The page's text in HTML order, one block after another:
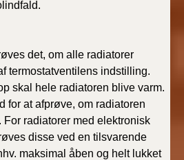
det, om alle radiatorer
termostatventilens indstilling.
skal hele radiatoren blive varm.
for at afprøve, om radiatoren
For radiatorer med elektronisk
disse ved en tilsvarende
maksimal åben og helt lukket